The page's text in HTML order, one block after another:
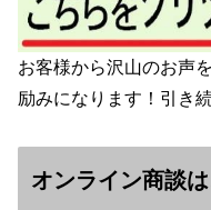
お客様から沢山のお声
励みになります！引き
オンライン商談